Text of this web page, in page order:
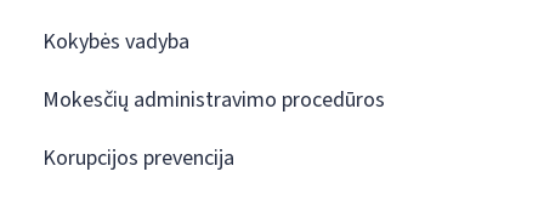
Kokybės vadyba
Mokesčių administravimo procedūros
Korupcijos prevencija